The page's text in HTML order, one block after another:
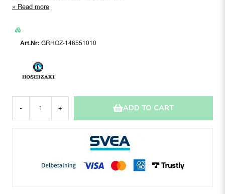
Read more
GRHOZ-146551010
- + ADD TO CART